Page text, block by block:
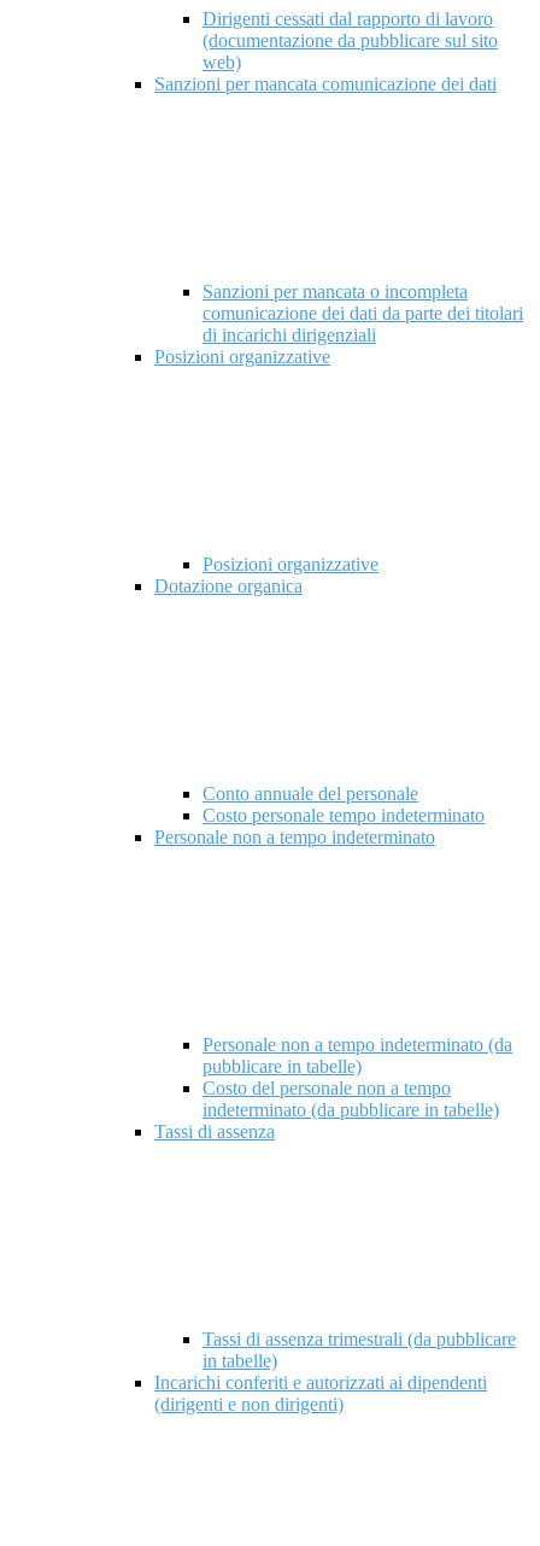
Dirigenti cessati dal rapporto di lavoro
(documentazione da pubblicare sul sito
web)
Sanzioni per mancata comunicazione dei dati
Sanzioni per mancata o incompleta
comunicazione dei dati da parte dei titolari
di incarichi dirigenziali
Posizioni organizzative
Posizioni organizzative
Dotazione organica
Conto annuale del personale
Costo personale tempo indeterminato
Personale non a tempo indeterminato
Personale non a tempo indeterminato (da
pubblicare in tabelle)
Costo del personale non a tempo
indeterminato (da pubblicare in tabelle)
Tassi di assenza
Tassi di assenza trimestrali (da pubblicare
in tabelle)
Incarichi conferiti e autorizzati ai dipendenti
(dirigenti e non dirigenti)